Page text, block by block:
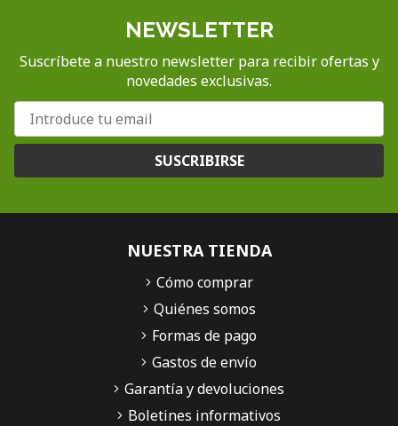
NEWSLETTER
Suscríbete a nuestro newsletter para recibir ofertas y
novedades exclusivas.
SUSCRIBIRSE
NUESTRA TIENDA
Cómo comprar
Quiénes somos
Formas de pago
Gastos de envío
Garantía y devoluciones
Boletines informativos